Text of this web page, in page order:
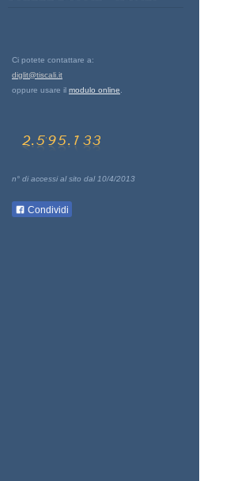
Ci potete contattare a:
diglit@tiscali.it
oppure usare il modulo online
n° di accessi al sito dal 10/4/2013
Condividi